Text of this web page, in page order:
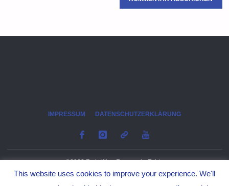
IMPRESSUM DATENSCHUTZERKLÄRUNG
©2023 Freiwillige Feuerwehr Echte
This website uses cookies to improve your experience. We'll